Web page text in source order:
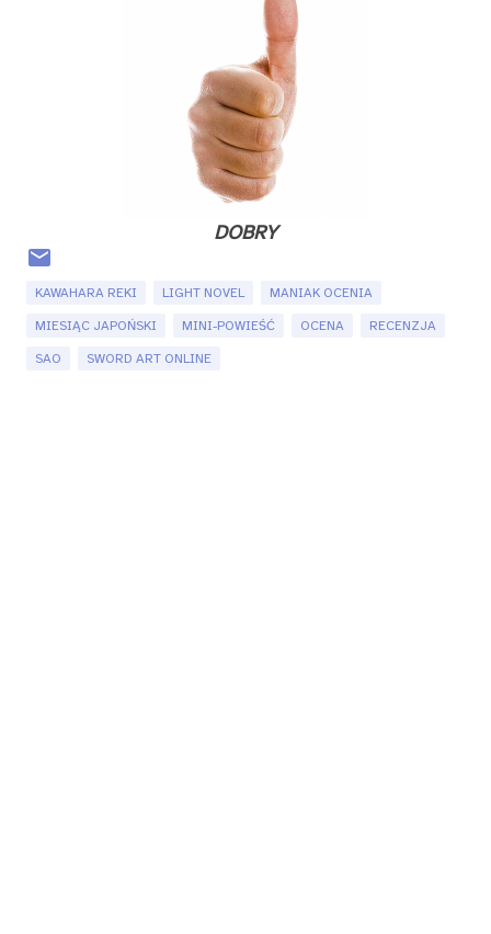
DOBRY
KAWAHARA REKI LIGHT NOVEL MANIAK OCENIA
MIESIĄC JAPOŃSKI MINI-POWIEŚĆ OCENA RECENZJA
SAO SWORD ART ONLINE